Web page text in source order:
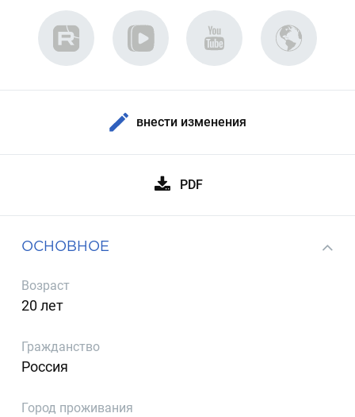
внести изменения
PDF
ОСНОВНОЕ
Возраст
20 лет
Гражданство
Россия
Город проживания